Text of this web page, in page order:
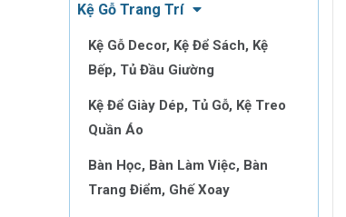
Kệ Gỗ Trang Trí
Kệ Gỗ Decor, Kệ Để Sách, Kệ
Bếp, Tủ Đầu Giường
Kệ Để Giày Dép, Tủ Gỗ, Kệ Treo
Quần Áo
Bàn Học, Bàn Làm Việc, Bàn
Trang Điểm, Ghế Xoay